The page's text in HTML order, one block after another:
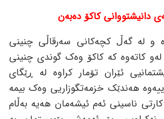
دانیشتووانی کاکۆ دەبەن
و لە گەڵ کچەکانی سەرقاڵی چنینی
لەو کاتەوە کە کاکۆ وەک گوندی چنینی
ئێران تۆمار کراوە لە ڕێگای
هەندێک خزمەتگوزاریی وەک بیمە
ناسینی ئەم ئیشەمان هەیە بەڵام